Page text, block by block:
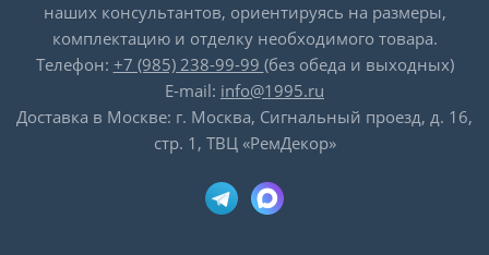
наших консультантов, ориентируясь на размеры,
комплектацию и отделку необходимого товара.
Телефон: +7 (985) 238-99-99 (без обеда и выходных)
E-mail: info@1995.ru
Доставка в Москве: г. Москва, Сигнальный проезд, д. 16,
стр. 1, ТВЦ «РемДекор»